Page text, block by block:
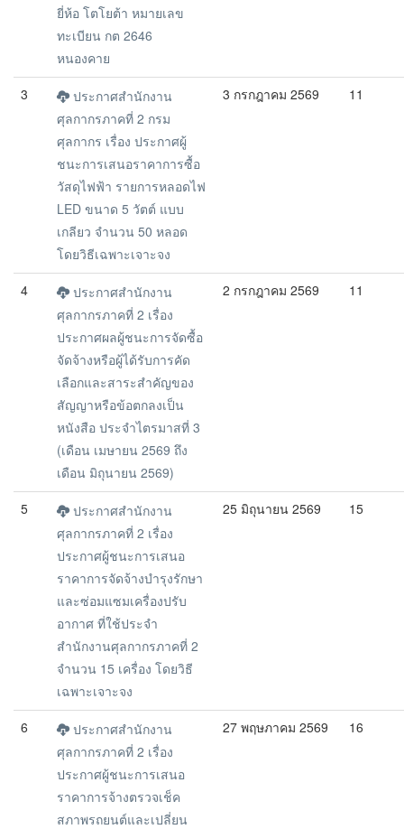
ยี่ห้อ โตโยต้า หมายเลข
ทะเบียน กต 2646
หนองคาย
3
ประกาศสำนักงาน
ศุลกากรภาคที่ 2 กรม
ศุลกากร เรื่อง ประกาศผู้
ชนะการเสนอราคาการซื้อ
วัสดุไฟฟ้า รายการหลอดไฟ
LED ขนาด 5 วัตต์ แบบ
เกลียว จำนวน 50 หลอด
โดยวิธีเฉพาะเจาะจง
3 กรกฎาคม 2569 11
4
ประกาศสำนักงาน
ศุลกากรภาคที่ 2 เรื่อง
ประกาศผลผู้ชนะการจัดซื้อ
จัดจ้างหรือผู้ได้รับการคัด
เลือกและสาระสำคัญของ
สัญญาหรือข้อตกลงเป็น
หนังสือ ประจำไตรมาสที่ 3
(เดือน เมษายน 2569 ถึง
เดือน มิถุนายน 2569)
2 กรกฎาคม 2569 11
5
ประกาศสำนักงาน
ศุลกากรภาคที่ 2 เรื่อง
ประกาศผู้ชนะการเสนอ
ราคาการจัดจ้างบำรุงรักษา
และซ่อมแซมเครื่องปรับ
อากาศ ที่ใช้ประจำ
สำนักงานศุลกากรภาคที่ 2
จำนวน 15 เครื่อง โดยวิธี
เฉพาะเจาะจง
25 มิถุนายน 2569 15
6
ประกาศสำนักงาน
ศุลกากรภาคที่ 2 เรื่อง
ประกาศผู้ชนะการเสนอ
ราคาการจ้างตรวจเช็ค
สภาพรถยนต์และเปลี่ยน
27 พฤษภาคม 2569 16